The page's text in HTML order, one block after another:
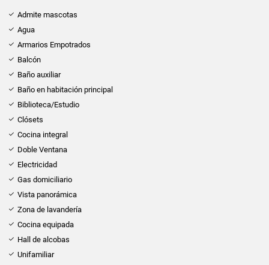
Admite mascotas
Agua
Armarios Empotrados
Balcón
Baño auxiliar
Baño en habitación principal
Biblioteca/Estudio
Clósets
Cocina integral
Doble Ventana
Electricidad
Gas domiciliario
Vista panorámica
Zona de lavandería
Cocina equipada
Hall de alcobas
Unifamiliar